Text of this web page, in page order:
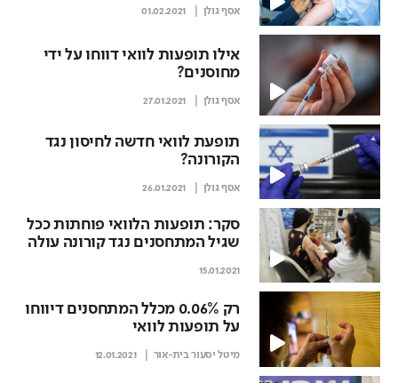
אסף גולן 01.02.2021
אילו תופעות לוואי דווחו על ידי
מחוסנים?
אסף גולן 27.01.2021
תופעת לוואי חדשה לחיסון נגד
הקורונה?
אסף גולן 26.01.2021
סקר: תופעות הלוואי פוחתות ככל
שגיל המתחסנים נגד קורונה עולה
15.01.2021
רק 0.06% מכלל המתחסנים דיווחו
על תופעות לוואי
מיטל יסעור בית-אור 12.01.2021